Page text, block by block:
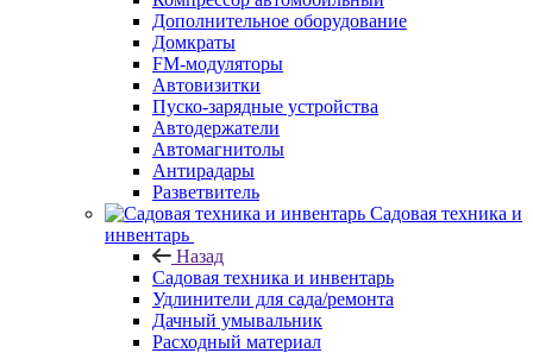
Дополнительное оборудование
Домкраты
FM-модуляторы
Автовизитки
Пуско-зарядные устройства
Автодержатели
Автомагнитолы
Антирадары
Разветвитель
Садовая техника и
инвентарь
Назад
Садовая техника и инвентарь
Удлинители для сада/ремонта
Дачный умывальник
Расходный материал